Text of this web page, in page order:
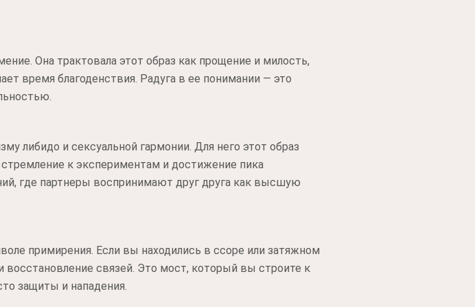
Она трактовала этот образ как прощение и милость,
время благоденствия. Радуга в ее понимании — это
либидо и сексуальной гармонии. Для него этот образ
к экспериментам и достижение пика
где партнеры воспринимают друг друга как высшую
примирения. Если вы находились в ссоре или затяжном
восстановление связей. Это мост, который вы строите к
защиты и нападения.